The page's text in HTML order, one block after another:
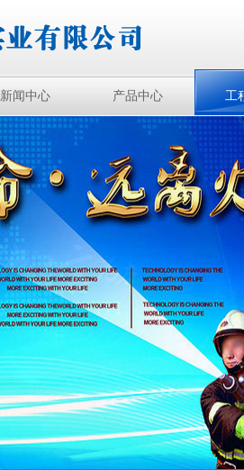
新闻中心 产品中心 工